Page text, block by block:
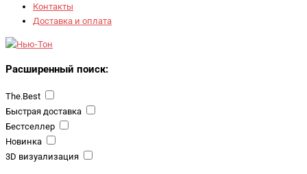
Контакты
Доставка и оплата
Расширенный поиск:
The.Best
Быстрая доставка
Бестселлер
Новинка
3D визуализация